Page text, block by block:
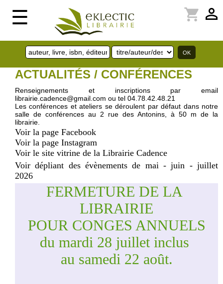
☰ perm_identity
shopping_cart
ACTUALITÉS / CONFÉRENCES
Renseignements et inscriptions par email
librairie.cadence@gmail.com ou tel 04.78.42.48.21
Les conférences et ateliers se déroulent par défaut dans notre
salle de conférences au 2 rue des Antonins, à 50 m de la
librairie.
Voir la page Facebook
Voir la page Instagram
Voir le site vitrine de la Librairie Cadence
Voir dépliant des évènements de mai - juin - juillet
2026
FERMETURE DE LA
LIBRAIRIE
POUR CONGES ANNUELS
du mardi 28 juillet inclus
au samedi 22 août.